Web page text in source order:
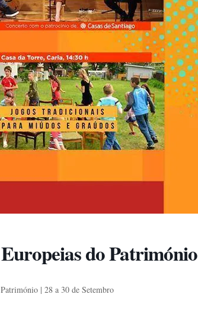
do Património
| 28 a 30 de Setembro